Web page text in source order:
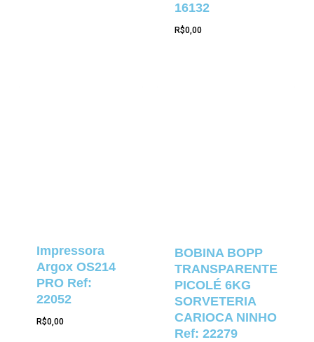
16132
R$0,00
Impressora
Argox OS214
PRO Ref:
22052
R$0,00
BOBINA BOPP
TRANSPARENTE
PICOLÉ 6KG
SORVETERIA
CARIOCA NINHO
Ref: 22279